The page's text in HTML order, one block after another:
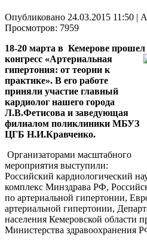
Опубликовано 24.03.2015 11:50 |
Просмотров: 7959
18-20 марта в Кемерове
конгресс «Артериальная
гипертония: от теории к
практике». В его работе
приняли участие главный
кардиолог нашего города
Л.В.Фетисова и заведующая
филиалом поликлиники МБУЗ
ЦГБ Н.И.Кравченко.
Организаторами масштабного
мероприятия выступили:
Российский кардиологический
комплекс Минздрава РФ,
по артериальной гипертонии,
артериальной гипертонии,
населения Кемеровской области
Министерства здравоохранения